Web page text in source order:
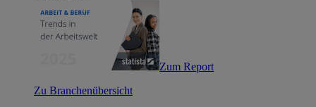
Zum Report
Zu Branchenübersicht